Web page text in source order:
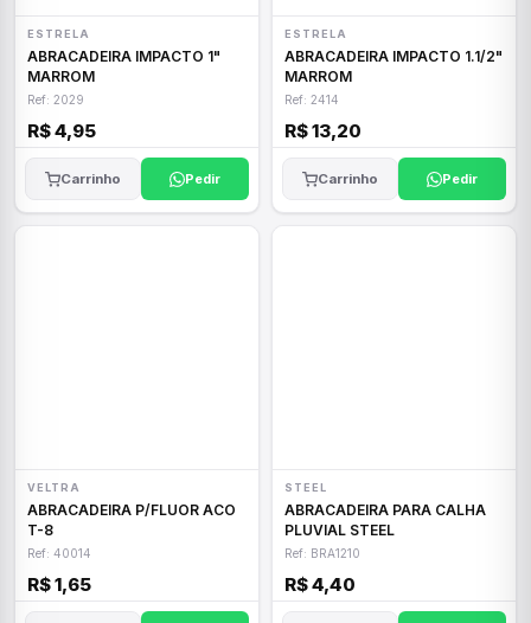
ESTRELA
ABRACADEIRA IMPACTO 1"
MARROM
Ref: 2029
R$ 4,95
Carrinho Pedir
ESTRELA
ABRACADEIRA IMPACTO 1.1/2"
MARROM
Ref: 2414
R$ 13,20
Carrinho Pedir
VELTRA
ABRACADEIRA P/FLUOR ACO
T-8
Ref: 40014
R$ 1,65
STEEL
ABRACADEIRA PARA CALHA
PLUVIAL STEEL
Ref: BRA1210
R$ 4,40